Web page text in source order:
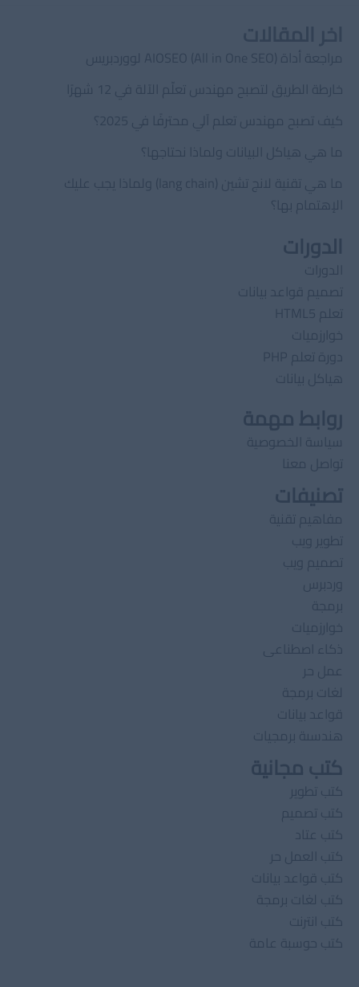
مراجعة أداة AIOSEO (All in One SEO) لووردبريس
خارطة الطريق لتصبح مهندس تعلّم الآلة في 12 شهرًا
كيف تصبح مهندس تعلم آلي محترفًا في 2025؟
ما هي هياكل البيانات ولماذا نحتاجها؟
ما هي تقنية لانج تشين (lang chain) ولماذا يجب عليك
الإهتمام بها؟
الدورات
الدورات
تصميم قواعد بيانات
تعلم HTML5
خوارزميات
دورة تعلم PHP
هياكل بيانات
روابط مهمة
سياسة الخصوصية
تواصل معنا
تصنيفات
مفاهيم تقنية
تطوير ويب
تصميم ويب
وردبرس
برمجة
خوارزميات
ذكاء اصطناعى
عمل حر
لغات برمجة
قواعد بيانات
هندسىة برمجيات
كتب مجانية
كتب تطوير
كتب تصميم
كتب عتاد
كتب العمل حر
كتب قواعد بيانات
كتب لغات برمجة
كتب انترنت
كتب حوسبة عامة